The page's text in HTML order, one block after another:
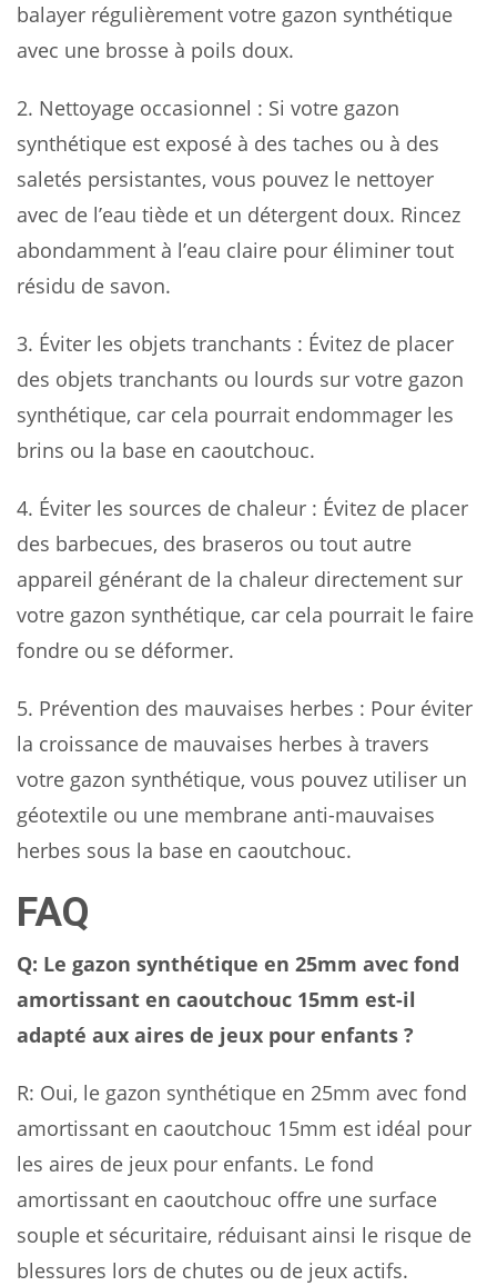
balayer régulièrement votre gazon synthétique
avec une brosse à poils doux.
2. Nettoyage occasionnel : Si votre gazon
synthétique est exposé à des taches ou à des
saletés persistantes, vous pouvez le nettoyer
avec de l’eau tiède et un détergent doux. Rincez
abondamment à l’eau claire pour éliminer tout
résidu de savon.
3. Éviter les objets tranchants : Évitez de placer
des objets tranchants ou lourds sur votre gazon
synthétique, car cela pourrait endommager les
brins ou la base en caoutchouc.
4. Éviter les sources de chaleur : Évitez de placer
des barbecues, des braseros ou tout autre
appareil générant de la chaleur directement sur
votre gazon synthétique, car cela pourrait le faire
fondre ou se déformer.
5. Prévention des mauvaises herbes : Pour éviter
la croissance de mauvaises herbes à travers
votre gazon synthétique, vous pouvez utiliser un
géotextile ou une membrane anti-mauvaises
herbes sous la base en caoutchouc.
FAQ
Q: Le gazon synthétique en 25mm avec fond
amortissant en caoutchouc 15mm est-il
adapté aux aires de jeux pour enfants ?
R: Oui, le gazon synthétique en 25mm avec fond
amortissant en caoutchouc 15mm est idéal pour
les aires de jeux pour enfants. Le fond
amortissant en caoutchouc offre une surface
souple et sécuritaire, réduisant ainsi le risque de
blessures lors de chutes ou de jeux actifs.